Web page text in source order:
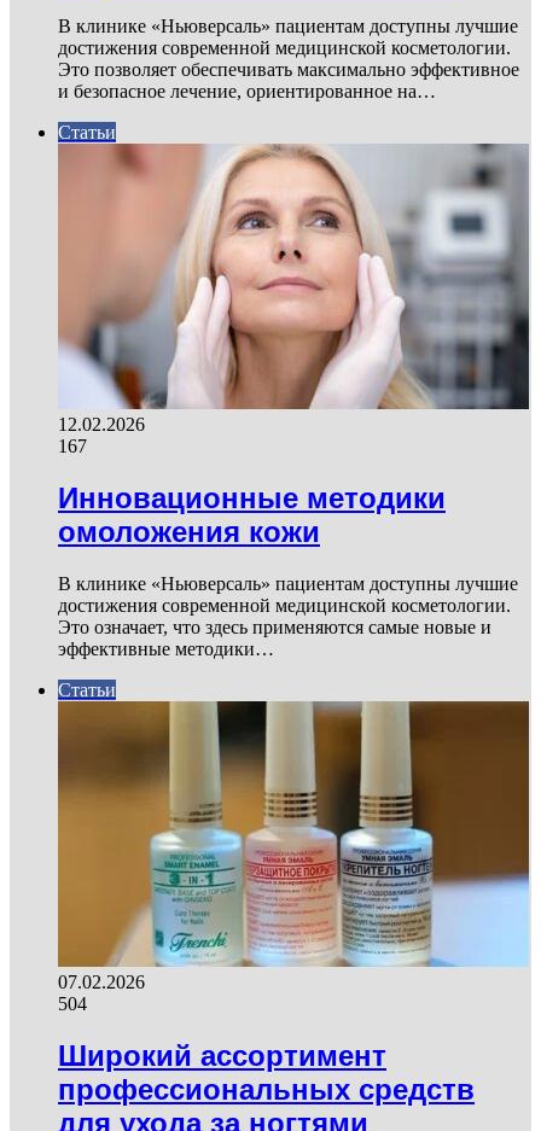
В клинике «Ньюверсаль» пациентам доступны лучшие
достижения современной медицинской косметологии.
Это позволяет обеспечивать максимально эффективное
и безопасное лечение, ориентированное на…
Статьи
12.02.2026
167
Инновационные методики
омоложения кожи
В клинике «Ньюверсаль» пациентам доступны лучшие
достижения современной медицинской косметологии.
Это означает, что здесь применяются самые новые и
эффективные методики…
Статьи
07.02.2026
504
Широкий ассортимент
профессиональных средств
для ухода за ногтями